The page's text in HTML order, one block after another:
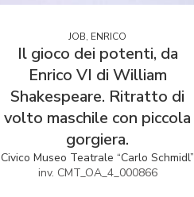
JOB, ENRICO
Il gioco dei potenti, da
Enrico VI di William
Shakespeare. Ritratto di
volto maschile con piccola
gorgiera.
Civico Museo Teatrale “Carlo Schmidl”
inv. CMT_OA_4_000866